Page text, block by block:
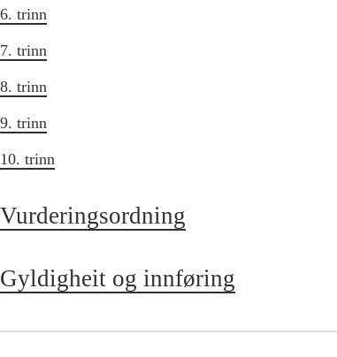
6. trinn
7. trinn
8. trinn
9. trinn
10. trinn
Vurderingsordning
Gyldigheit og innføring